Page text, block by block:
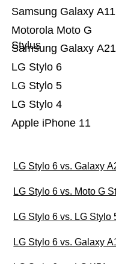
Apple iPhone 11
LG Stylo 4
LG Stylo 5
LG Stylo 6
Samsung Galaxy A21
Motorola Moto G
Stylus
Samsung Galaxy A11
LG Stylo 6 vs. Galaxy
LG Stylo 6 vs. Moto G
LG Stylo 6 vs. LG Stylo
LG Stylo 6 vs. Galaxy